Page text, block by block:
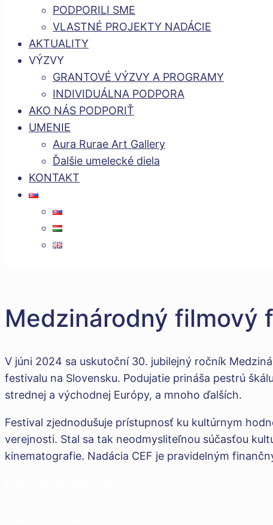
PODPORILI SME
VLASTNÉ PROJEKTY NADÁCIE
AKTUALITY
VÝZVY
GRANTOVÉ VÝZVY A PROGRAMY
INDIVIDUÁLNA PODPORA
AKO NÁS PODPORIŤ
UMENIE
Aura Rurae Art Gallery
Ďalšie umelecké diela
KONTAKT
Medzinárodný filmový
V júni 2024 sa uskutoční 30. jubilejný ročník
festivalu na Slovensku. Podujatie prináša pestrú
strednej a východnej Európy, a mnoho ďalších.
Festival zjednodušuje prístupnosť ku kultúrnym
verejnosti. Stal sa tak neodmysliteľnou súčasťou
kinematografie. Nadácia CEF je pravidelným